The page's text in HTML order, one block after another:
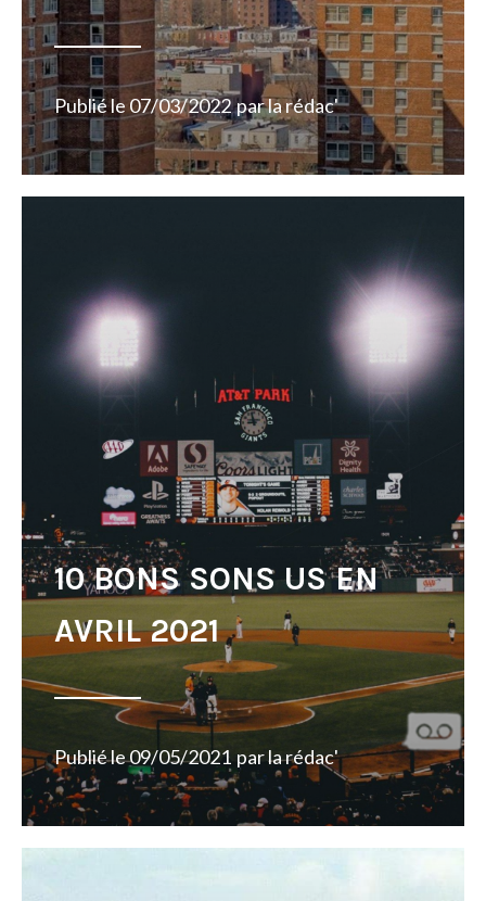
Publié le 07/03/2022 parla rédac'
10 BONS SONS US EN
AVRIL 2021
Publié le09/05/2021 parla rédac'